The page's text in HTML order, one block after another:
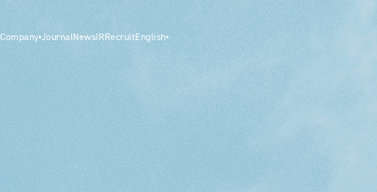
CompanyJournalNewsIRRecruitEnglish
日本語